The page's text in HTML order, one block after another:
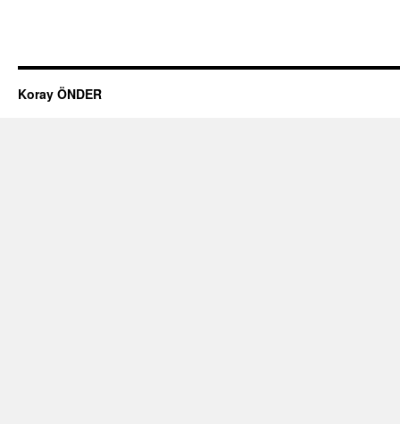
Koray ÖNDER